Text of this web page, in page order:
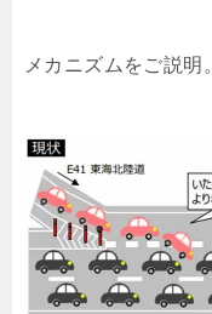
メカニズムをご説明。